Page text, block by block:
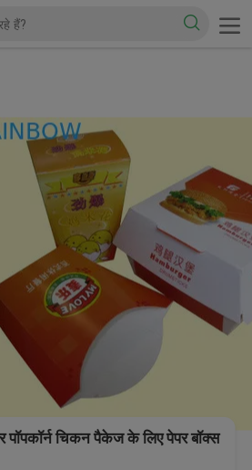
पॉपकॉर्न चिकन पैकेज के लिए पेपर बॉक्स